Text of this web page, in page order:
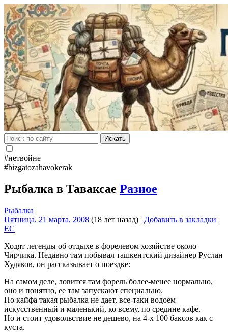
Искать
#нетвойне
#bizgatozahavokerak
Рыбалка в Таваксае Разное
Рыбалка
Пятница, 21 марта, 2008 (18 лет назад) | Добавить в закладки |
EC
Ходят легенды об отдыхе в форелевом хозяйстве около
Чирчика. Недавно там побывал ташкентский дизайнер Руслан
Худяков, он рассказывает о поездке:
На самом деле, ловится там форель более-менее нормально,
оно и понятно, ее там запускают специально.
Но кайфа такая рыбалка не дает, все-таки водоем
искусственный и маленький, ко всему, по средине кафе.
Но и стоит удовольствие не дешево, на 4-х 100 баксов как с
куста.